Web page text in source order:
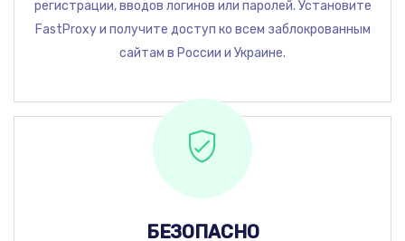
регистрации, вводов логинов или паролей. Установите
FastProxy и получите доступ ко всем заблокрованным
сайтам в России и Украине.
БЕЗОПАСНО